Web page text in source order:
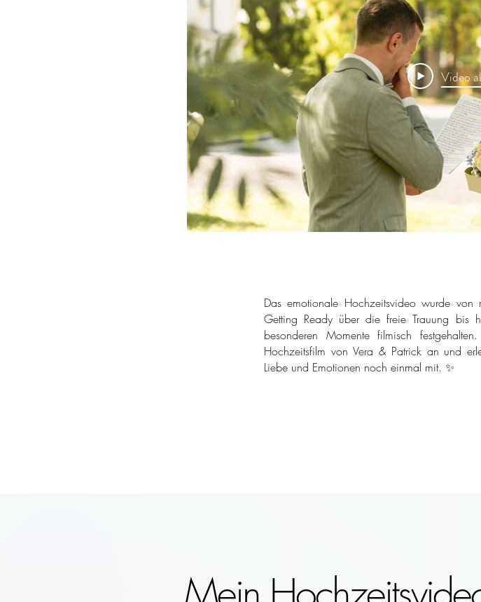
Video
Das emotionale Hochzeitsvideo wurde
Getting Ready über die freie Trauung bis
besonderen Momente filmisch
Hochzeitsfilm von Vera & Patrick an und
Liebe und Emotionen noch einmal mit. ✨